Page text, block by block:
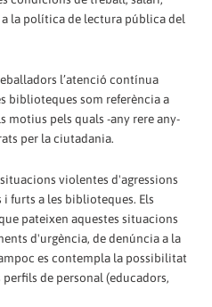
la política de lectura pública del
l’atenció contínua
biblioteques som referència a
motius pels quals -any rere any-
per la ciutadania.
violentes d'agressions
i furts a les biblioteques. Els
pateixen aquestes situacions
d'urgència, de denúncia a la
es contempla la possibilitat
de personal (educadors,